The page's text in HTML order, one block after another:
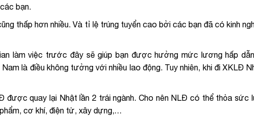
bạn.
thấp hơn nhiều. Và tỉ lệ trúng tuyển cao bởi các bạn đã có kinh
làm việc trước đây sẽ giúp bạn được hưởng mức lương hấp
là điều không tưởng với nhiều lao động. Tuy nhiên, khi đi XKLĐ
được quay lại Nhật lần 2 trái ngành. Cho nên NLĐ có thể thỏa sức
cơ khí, điện tử, xây dựng,…